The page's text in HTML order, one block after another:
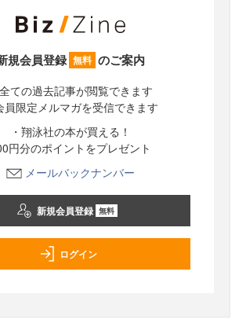
規会員登録 無料 のご案内
全ての過去記事が閲覧できます
員限定メルマガを受信できます
・翔泳社の本が買える！
円分のポイントをプレゼント
メールバックナンバー
新規会員登録 無料
ログイン